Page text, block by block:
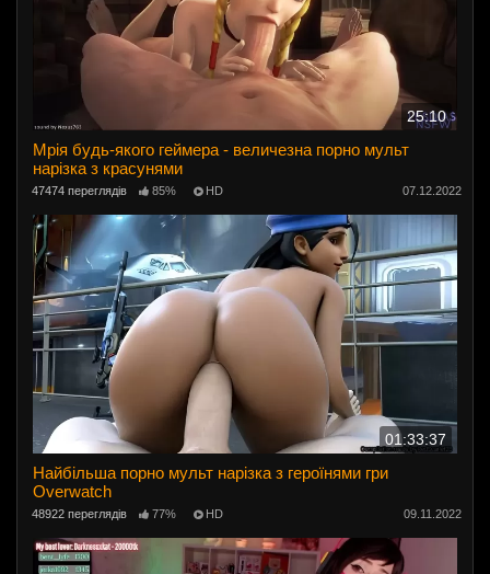
25:10
Мрія будь-якого геймера - величезна порно мульт
нарізка з красунями
47474 переглядів 85% HD 07.12.2022
01:33:37
Найбільша порно мульт нарізка з героїнями гри
Overwatch
48922 переглядів 77% HD 09.11.2022